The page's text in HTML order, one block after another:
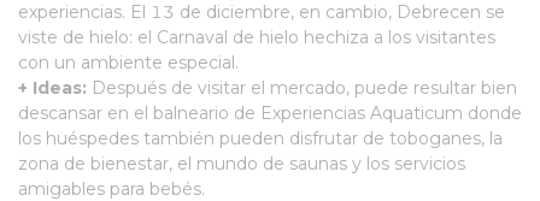
experiencias. El 13 de diciembre, en cambio, Debrecen se
viste de hielo: el Carnaval de hielo hechiza a los visitantes
con un ambiente especial.
+ Ideas: Después de visitar el mercado, puede resultar bien
descansar en el balneario de Experiencias Aquaticum donde
los huéspedes también pueden disfrutar de toboganes, la
zona de bienestar, el mundo de saunas y los servicios
amigables para bebés.